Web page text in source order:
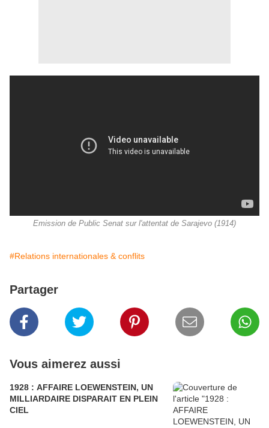
Emission de Public Senat sur l'attentat de Sarajevo (1914)
#Relations internationales & conflits
Partager
Vous aimerez aussi
1928 : AFFAIRE LOEWENSTEIN, UN
MILLIARDAIRE DISPARAIT EN PLEIN
CIEL